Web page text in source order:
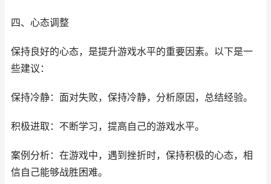
四、心态调整
保持良好的心态，是提升游戏水平的重要因素。以下是一
些建议：
保持冷静：面对失败，保持冷静，分析原因，总结经验。
积极进取：不断学习，提高自己的游戏水平。
案例分析：在游戏中，遇到挫折时，保持积极的心态，相
信自己能够战胜困难。